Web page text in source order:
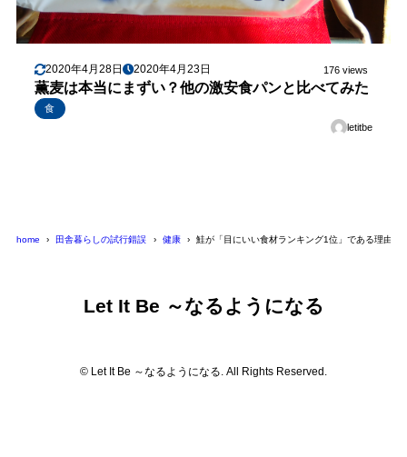
2020年4月28日 2020年4月23日 176 views
薫麦は本当にまずい？他の激安食パンと比べてみた
食
letitbe
home 田舎暮らしの試行錯誤 健康 鮭が「目にいい食材ランキング1位」である理由は
Let It Be ～なるようになる
© Let It Be ～なるようになる. All Rights Reserved.